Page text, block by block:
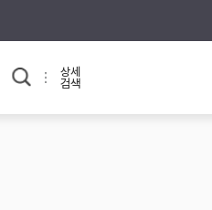
교과 연동 자료
상세
검색